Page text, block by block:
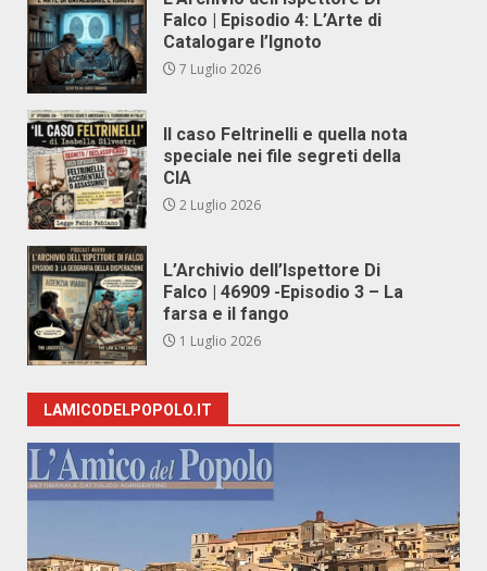
Falco | Episodio 4: L’Arte di
Catalogare l’Ignoto
7 Luglio 2026
Il caso Feltrinelli e quella nota
speciale nei file segreti della
CIA
2 Luglio 2026
L’Archivio dell’Ispettore Di
Falco | 46909 -Episodio 3 – La
farsa e il fango
1 Luglio 2026
LAMICODELPOPOLO.IT